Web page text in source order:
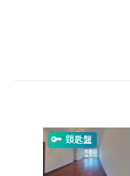
鎖匙盤